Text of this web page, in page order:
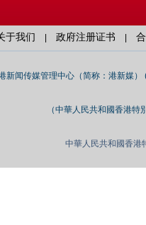
于我们 政府注册证书
新闻传媒管理中心（简称：港新媒
（中華人民共和國香港
中華人民共和國香港